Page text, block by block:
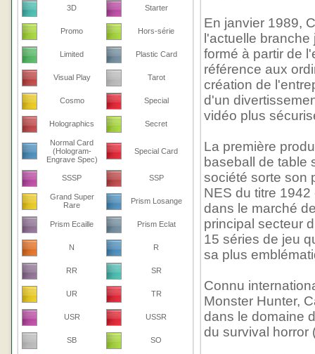
3D Starter
Promo Hors-série
Limited Plastic Card
Visual Play Tarot
Cosmo Special
Holographics Secret
Normal Card
(Hologram-
Engrave Spec)
Special Card
SSSP SSP
Grand Super
Rare
Prism Losange
Prism Ecaille Prism Eclat
N R
RR SR
UR TR
USR USSR
SB SO
En janvier 1989,
l'actuelle
formé à partir de
référence aux
création de
d'un
vidéo plus
La première
baseball de table
société sorte son
NES du titre
dans le marché
principal secteur
15 séries de jeu
sa plus
Connu
Monster Hunter,
dans le domaine
du survival horror